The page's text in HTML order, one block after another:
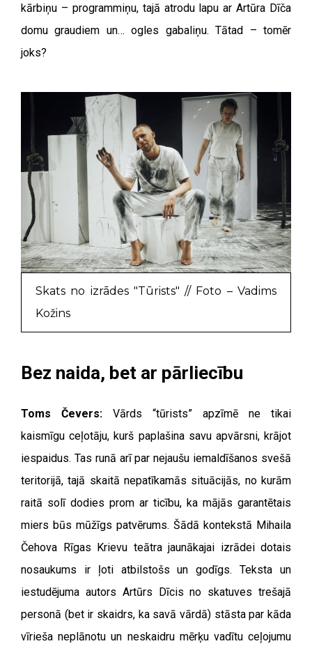
kārbiņu – programmiņu, tajā atrodu lapu ar Artūra Dīča
domu graudiem un… ogles gabaliņu. Tātad – tomēr
joks?
Skats no izrādes "Tūrists" // Foto – Vadims
Kožins
Bez naida, bet ar pārliecību
Toms Čevers: Vārds “tūrists” apzīmē ne tikai
kaismīgu ceļotāju, kurš paplašina savu apvārsni, krājot
iespaidus. Tas runā arī par nejaušu iemaldīšanos svešā
teritorijā, tajā skaitā nepatīkamās situācijās, no kurām
raitā solī dodies prom ar ticību, ka mājās garantētais
miers būs mūžīgs patvērums. Šādā kontekstā Mihaila
Čehova Rīgas Krievu teātra jaunākajai izrādei dotais
nosaukums ir ļoti atbilstošs un godīgs. Teksta un
iestudējuma autors Artūrs Dīcis no skatuves trešajā
personā (bet ir skaidrs, ka savā vārdā) stāsta par kāda
vīrieša neplānotu un neskaidru mērķu vadītu ceļojumu